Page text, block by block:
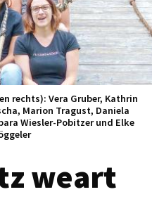
rechts): Vera Gruber, Kathrin
Marion Tragust, Daniela
Wiesler-Pobitzer und Elke
weart